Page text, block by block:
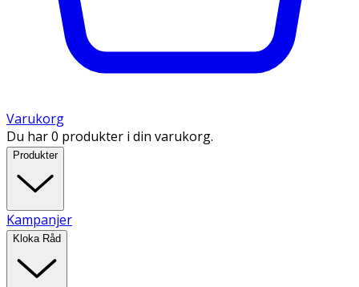
Varukorg
Du har 0 produkter i din varukorg.
Produkter
Kampanjer
Kloka Råd